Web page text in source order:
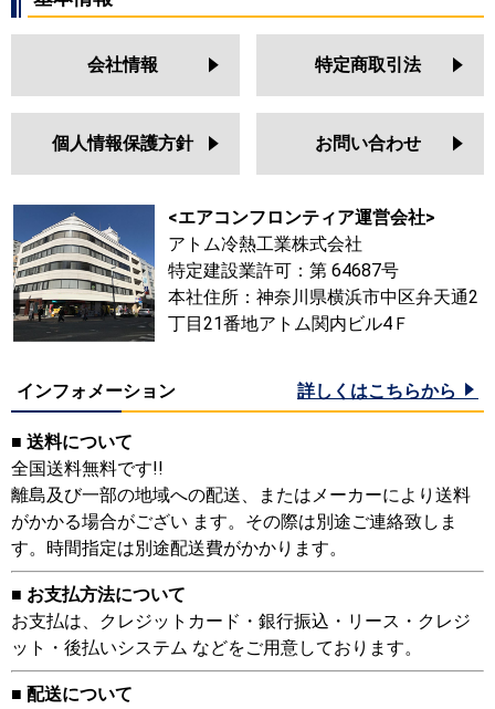
会社情報 特定商取引法
個人情報保護方針 お問い合わせ
<エアコンフロンティア運営会社>
アトム冷熱工業株式会社
特定建設業許可：第 64687号
本社住所：神奈川県横浜市中区弁天通2
丁目21番地アトム関内ビル4Ｆ
インフォメーション 詳しくはこちらから
■ 送料について
全国送料無料です!!
離島及び一部の地域への配送、またはメーカーにより送料
がかかる場合がござい ます。その際は別途ご連絡致しま
す。時間指定は別途配送費がかかります。
■ お支払方法について
お支払は、クレジットカード・銀行振込・リース・クレジ
ット・後払いシステム などをご用意しております。
■ 配送について